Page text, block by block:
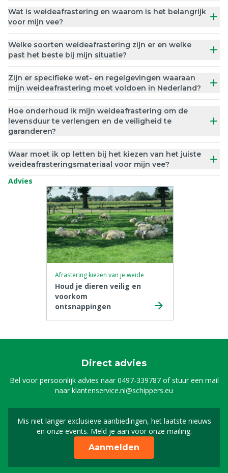
Wat is weideafrastering en waarom is het belangrijk
voor mijn vee?
Welke soorten weideafrastering zijn er en welke
past het beste bij mijn situatie?
Zijn er specifieke wet- en regelgevingen waaraan
mijn weideafrastering moet voldoen in Nederland?
Hoe onderhoud ik mijn weideafrastering om de
levensduur te verlengen en de veiligheid te
garanderen?
Waar moet ik op letten bij het kiezen van het juiste
weideafrasteringsmateriaal voor mijn vee?
Advies
Afrastering kiezen van je weide
Houd je dieren veilig en
voorkom
ontsnappingen
Direct advies
Bel voor persoonlijk advies naar0497-339787of stuur een mail
naarklantenservice.nl@schippers.eu
Mis niet langer exclusieve aanbiedingen, het laatste nieuws
en onze events. Meld je aan voor onze mailing.
Schrijf je in voor onze
Aanmelden